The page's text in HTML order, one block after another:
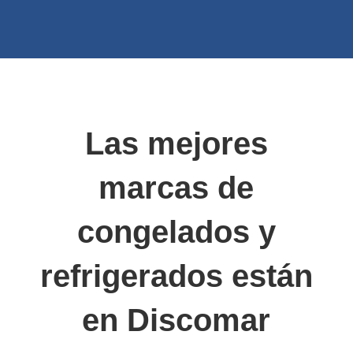
Las mejores
marcas de
congelados y
refrigerados están
en Discomar